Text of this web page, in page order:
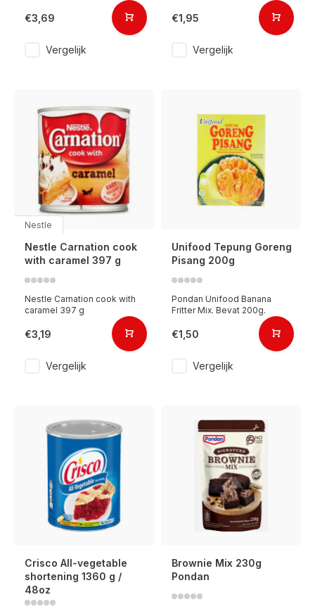
€3,69
Vergelijk
€1,95
Vergelijk
Nestle
Nestle Carnation cook
with caramel 397 g
Nestle Carnation cook with
caramel 397 g
€3,19
Vergelijk
Unifood Tepung Goreng
Pisang 200g
Pondan Unifood Banana
Fritter Mix. Bevat 200g.
€1,50
Vergelijk
Crisco All-vegetable
shortening 1360 g /
48oz
Brownie Mix 230g
Pondan